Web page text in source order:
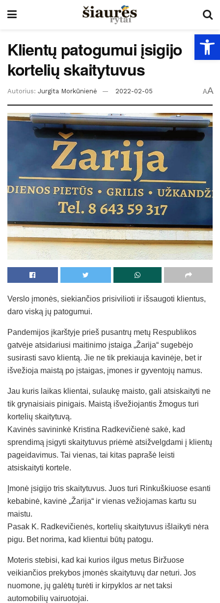
Klientų patogumui įsigijo
kortelių skaitytuvus
Autorius: Jurgita Morkūnienė 2022-02-05 AA
Verslo įmonės, siekiančios prisivilioti ir išsaugoti klientus,
daro viską jų patogumui.
Pandemijos įkarštyje prieš pusantrų metų Respublikos
gatvėje atsidariusi maitinimo įstaiga „Žarija“ sugebėjo
susirasti savo klientą. Jie ne tik prekiauja kavinėje, bet ir
išvežioja maistą po įstaigas, įmones ir gyventojų namus.
Jau kuris laikas klientai, sulaukę maisto, gali atsiskaityti ne
tik grynaisiais pinigais. Maistą išvežiojantis žmogus turi
kortelių skaitytuvą.
Kavinės savininkė Kristina Radkevičienė sakė, kad
sprendimą įsigyti skaitytuvus priėmė atsižvelgdami į klientų
pageidavimus. Tai vienas, tai kitas paprašė leisti
atsiskaityti kortele.
Įmonė įsigijo tris skaitytuvus. Juos turi Rinkuškiuose esanti
kebabinė, kavinė „Žarija“ ir vienas vežiojamas kartu su
maistu.
Pasak K. Radkevičienės, kortelių skaitytuvus išlaikyti nėra
pigu. Bet norima, kad klientui būtų patogu.
Moteris stebisi, kad kai kurios ilgus metus Biržuose
veikiančios prekybos įmonės skaitytuvų dar neturi. Jos
nuomone, jų galėtų turėti ir kirpyklos ar net taksi
automobilių vairuotojai.